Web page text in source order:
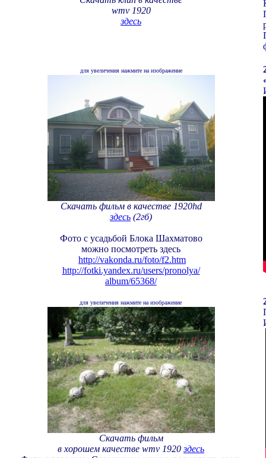
wmv 1920
здесь
для увеличения нажмите на изображение
Скачать фильм в качестве 1920hd
здесь (2гб)
Фото с усадьбой Блока Шахматово
можно посмотреть здесь
http://vakonda.ru/foto/f2.htm
http://fotki.yandex.ru/users/pronolya/
album/65368/
для увеличения нажмите на изображение
Скачать фильм
в хорошем качестве wmv 1920здесь